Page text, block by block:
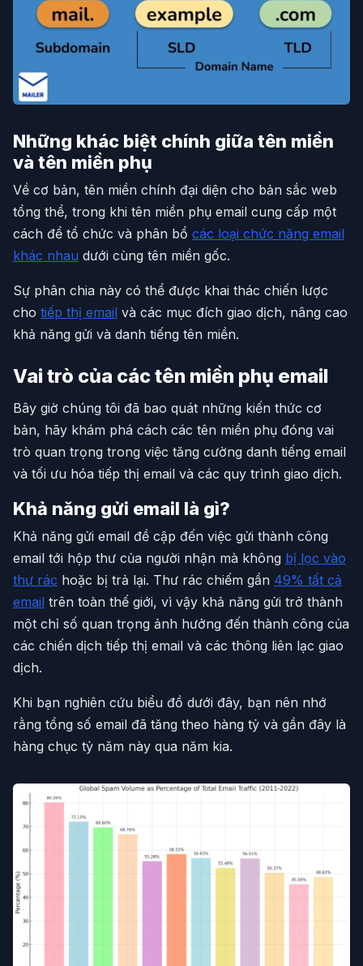
Những khác biệt chính giữa tên miền
và tên miền phụ
Về cơ bản, tên miền chính đại diện cho bản sắc web
tổng thể, trong khi tên miền phụ email cung cấp một
cách để tổ chức và phân bổ các loại chức năng email
khác nhau dưới cùng tên miền gốc.
Sự phân chia này có thể được khai thác chiến lược
cho tiếp thị email và các mục đích giao dịch, nâng cao
khả năng gửi và danh tiếng tên miền.
Vai trò của các tên miền phụ email
Bây giờ chúng tôi đã bao quát những kiến thức cơ
bản, hãy khám phá cách các tên miền phụ đóng vai
trò quan trọng trong việc tăng cường danh tiếng email
và tối ưu hóa tiếp thị email và các quy trình giao dịch.
Khả năng gửi email là gì?
Khả năng gửi email đề cập đến việc gửi thành công
email tới hộp thư của người nhận mà không bị lọc vào
thư rác hoặc bị trả lại. Thư rác chiếm gần 49% tất cả
email trên toàn thế giới, vì vậy khả năng gửi trở thành
một chỉ số quan trọng ảnh hưởng đến thành công của
các chiến dịch tiếp thị email và các thông liên lạc giao
dịch.
Khi bạn nghiên cứu biểu đồ dưới đây, bạn nên nhớ
rằng tổng số email đã tăng theo hàng tỷ và gần đây là
hàng chục tỷ năm này qua năm kia.